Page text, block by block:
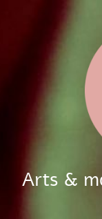
Arts &